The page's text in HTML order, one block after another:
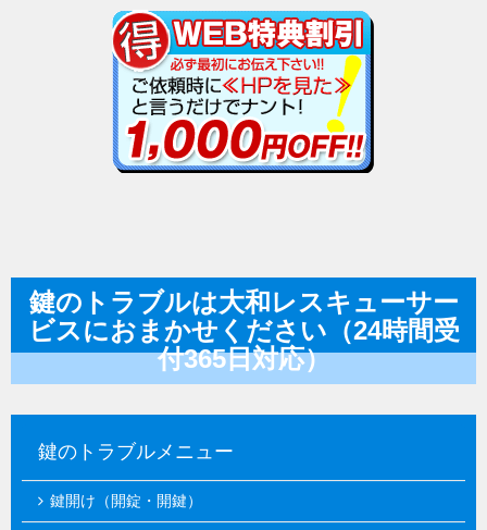
鍵のトラブルは大和レスキューサー
ビスにおまかせください（24時間受
付365日対応）
鍵のトラブルメニュー
鍵開け（開錠・開鍵）